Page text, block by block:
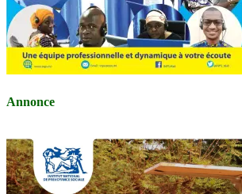
Annonce